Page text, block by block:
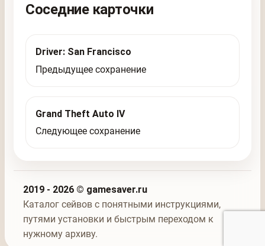
Соседние карточки
Driver: San Francisco
Предыдущее сохранение
Grand Theft Auto IV
Следующее сохранение
2019 - 2026 © gamesaver.ru
Каталог сейвов с понятными инструкциями,
путями установки и быстрым переходом к
нужному архиву.